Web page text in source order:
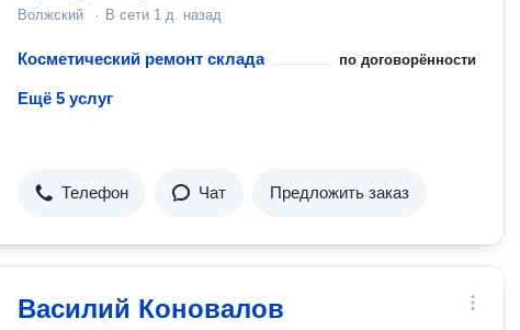
Волжский · В сети 1 д. назад
Косметический ремонт склада по договорённости
Ещё 5 услуг
Телефон Чат Предложить заказ
Василий Коновалов